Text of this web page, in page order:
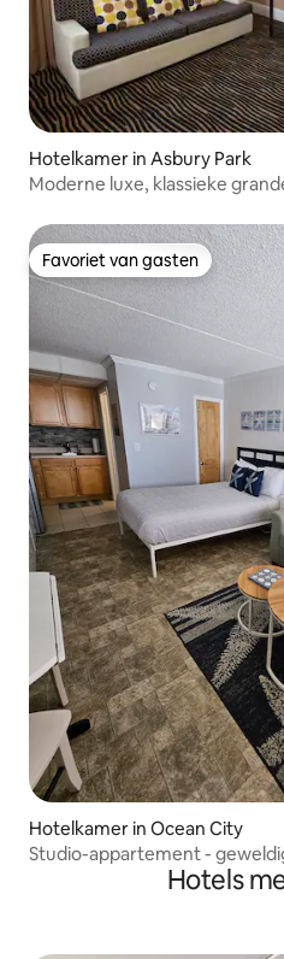
Hotelkamer in Asbury Park
Moderne luxe, klassieke
Favoriet van gasten
Favoriet van gasten
Hotelkamer in Ocean City
Studio-appartement -
Hotels